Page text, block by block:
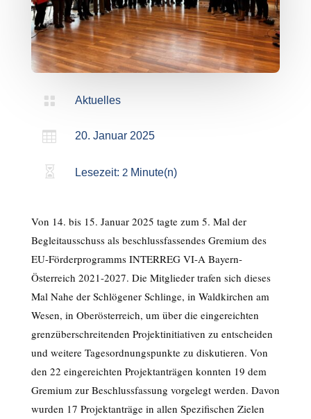
 Aktuelles
 20. Januar 2025
 Lesezeit: 2 Minute(n)
Von 14. bis 15. Januar 2025 tagte zum 5. Mal der
Begleitausschuss als beschlussfassendes Gremium des
EU-Förderprogramms INTERREG VI-A Bayern-
Österreich 2021-2027. Die Mitglieder trafen sich dieses
Mal Nahe der Schlögener Schlinge, in Waldkirchen am
Wesen, in Oberösterreich, um über die eingereichten
grenzüberschreitenden Projektinitiativen zu entscheiden
und weitere Tagesordnungspunkte zu diskutieren. Von
den 22 eingereichten Projektanträgen konnten 19 dem
Gremium zur Beschlussfassung vorgelegt werden. Davon
wurden 17 Projektanträge in allen Spezifischen Zielen